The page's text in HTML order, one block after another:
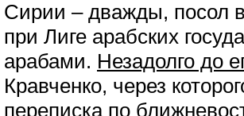
Сирии – дважды, посол
при Лиге арабских
арабами. Незадолго до
Кравченко, через
переписка по